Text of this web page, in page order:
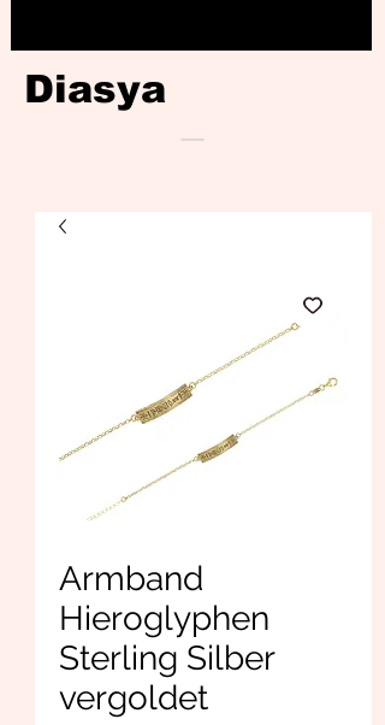
Diasya
Armband
Hieroglyphen
Sterling Silber
vergoldet